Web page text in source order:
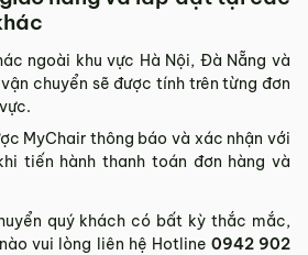
ngoài khu vực Hà Nội, Đà Nẵng và
chuyển sẽ được tính trên từng đơn
MyChair thông báo và xác nhận với
tiến hành thanh toán đơn hàng và
quý khách có bất kỳ thắc mắc,
vui lòng liên hệ Hotline 0942 902